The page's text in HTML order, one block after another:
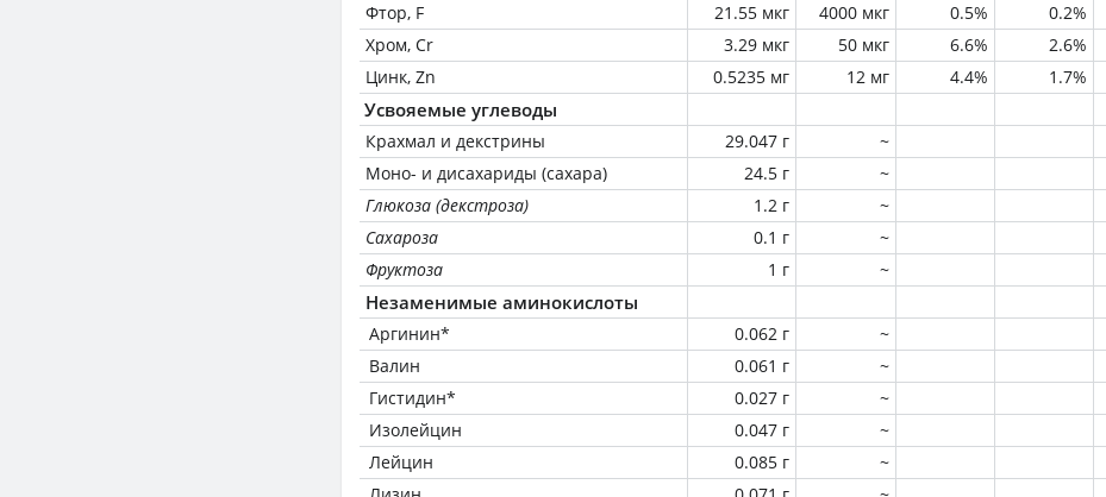
Фтор, F
21.55 мкг 4000 мкг 0.5% 0.2%
Хром, Cr
3.29 мкг 50 мкг 6.6% 2.6%
Цинк, Zn
0.5235 мг 12 мг 4.4% 1.7%
Усвояемые углеводы
Крахмал и декстрины 29.047 г
~
Моно- и дисахариды (сахара)
24.5 г
~
Глюкоза (декстроза)
1.2 г
~
Сахароза
0.1 г
~
Фруктоза
1 г ~
Незаменимые аминокислоты
Аргинин* 0.062 г
~
Валин
0.061 г
~
Гистидин*
0.027 г
~
Изолейцин
0.047 г
~
Лейцин
0.085 г
~